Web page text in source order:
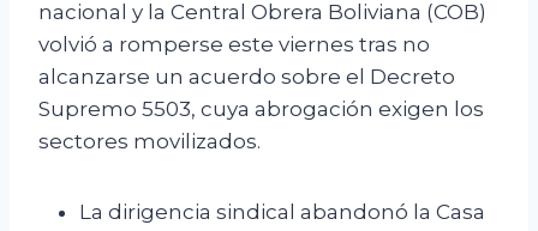
nacional y la Central Obrera Boliviana (COB)
volvió a romperse este viernes tras no
alcanzarse un acuerdo sobre el Decreto
Supremo 5503, cuya abrogación exigen los
sectores movilizados.
La dirigencia sindical abandonó la Casa